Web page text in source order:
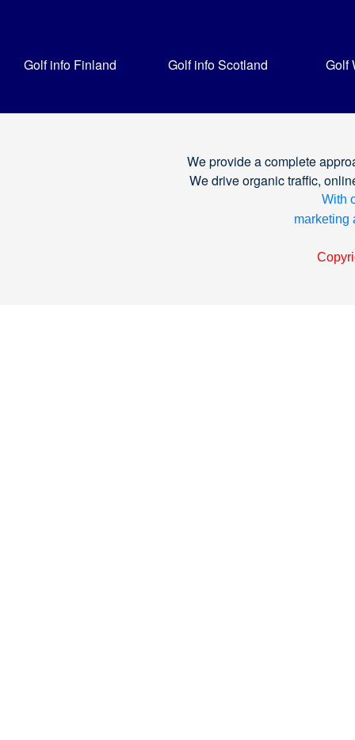
Golf info Finland Golf info Scotland Golf
We provide a complete
We drive organic traffic,
With
marketing